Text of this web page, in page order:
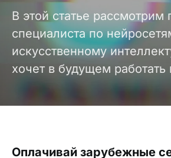
В этой статье рассмотрим
специалиста по
искусственному
хочет в будущем работать
Оплачивай зарубежные